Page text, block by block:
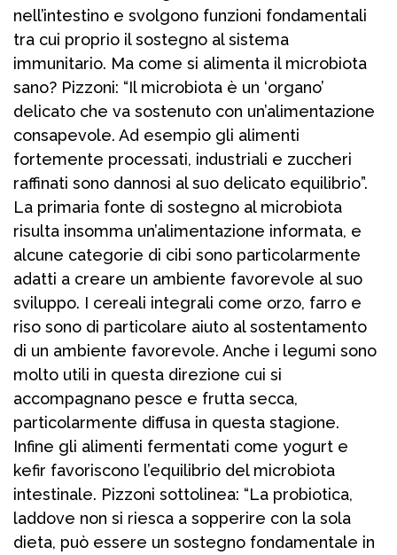
nell’intestino e svolgono funzioni fondamentali
tra cui proprio il sostegno al sistema
immunitario. Ma come si alimenta il microbiota
sano? Pizzoni: “Il microbiota è un ‘organo’
delicato che va sostenuto con un’alimentazione
consapevole. Ad esempio gli alimenti
fortemente processati, industriali e zuccheri
raffinati sono dannosi al suo delicato equilibrio”.
La primaria fonte di sostegno al microbiota
risulta insomma un’alimentazione informata, e
alcune categorie di cibi sono particolarmente
adatti a creare un ambiente favorevole al suo
sviluppo. I cereali integrali come orzo, farro e
riso sono di particolare aiuto al sostentamento
di un ambiente favorevole. Anche i legumi sono
molto utili in questa direzione cui si
accompagnano pesce e frutta secca,
particolarmente diffusa in questa stagione.
Infine gli alimenti fermentati come yogurt e
kefir favoriscono l’equilibrio del microbiota
intestinale. Pizzoni sottolinea: “La probiotica,
laddove non si riesca a sopperire con la sola
dieta, può essere un sostegno fondamentale in